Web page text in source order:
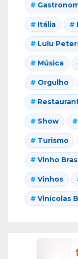
Itália
Lulu
Música
Orgulho
Show
Turismo
Vinho
Vinhos
Vinícolas